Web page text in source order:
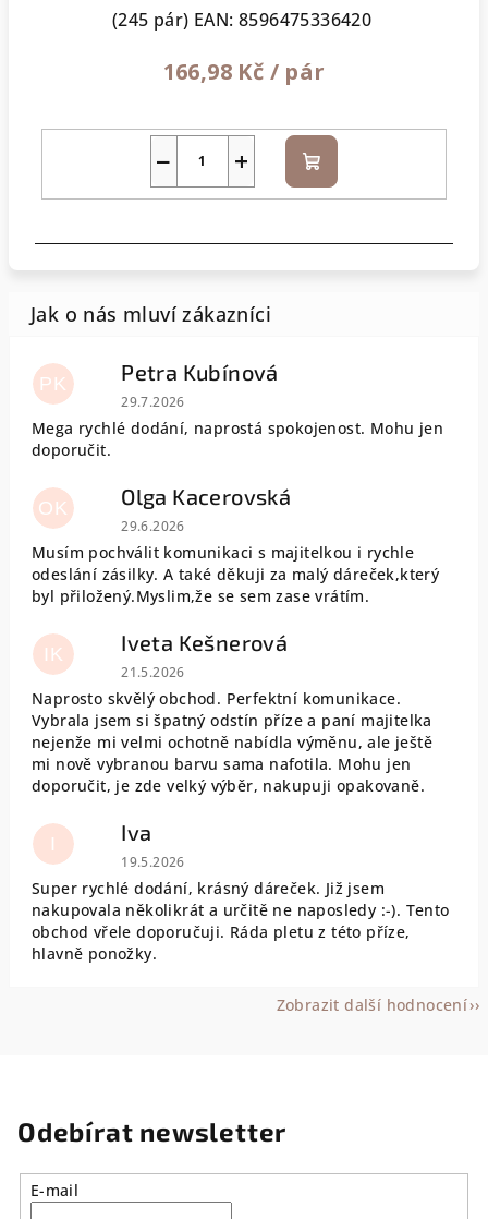
(245 pár) EAN: 8596475336420
166,98 Kč / pár
+
− Do
košíku
PK Petra Kubínová
Hodnocení obchodu je 5 z 5 hvězdiček.
29.7.2026
Mega rychlé dodání, naprostá spokojenost. Mohu jen
doporučit.
OK Olga Kacerovská
Hodnocení obchodu je 5 z 5 hvězdiček.
29.6.2026
Musím pochválit komunikaci s majitelkou i rychle
odeslání zásilky. A také děkuji za malý dáreček,který
byl přiložený.Myslim,že se sem zase vrátím.
IK Iveta Kešnerová
Hodnocení obchodu je 5 z 5 hvězdiček.
21.5.2026
Naprosto skvělý obchod. Perfektní komunikace.
Vybrala jsem si špatný odstín příze a paní majitelka
nejenže mi velmi ochotně nabídla výměnu, ale ještě
mi nově vybranou barvu sama nafotila. Mohu jen
doporučit, je zde velký výběr, nakupuji opakovaně.
I Iva
Hodnocení obchodu je 5 z 5 hvězdiček.
19.5.2026
Super rychlé dodání, krásný dáreček. Již jsem
nakupovala několikrát a určitě ne naposledy :-). Tento
obchod vřele doporučuji. Ráda pletu z této příze,
hlavně ponožky.
Zobrazit další hodnocení
Odebírat newsletter
E-mail